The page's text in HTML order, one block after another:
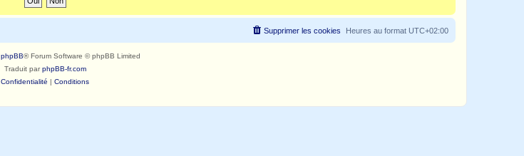
Heures au format UTC+02:00
Supprimer les cookies
phpBB® Forum Software © phpBB Limited
Traduit parphpBB-fr.com
Confidentialité | Conditions